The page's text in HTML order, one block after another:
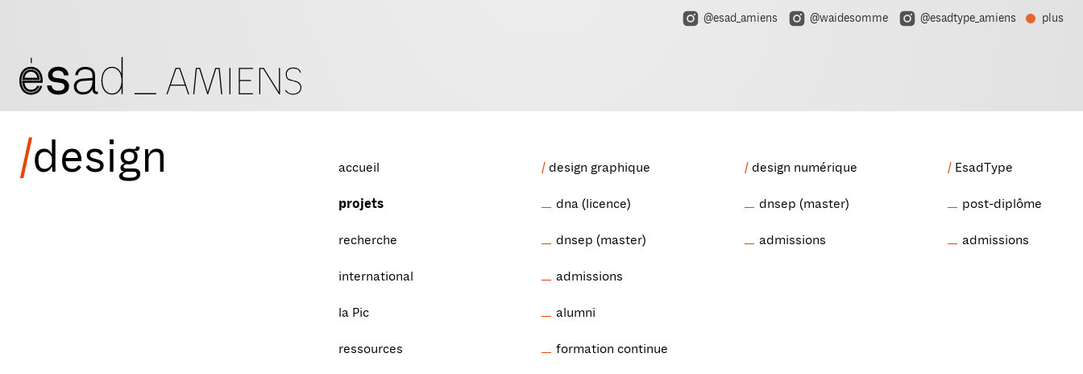
@esad_amiens @waidesomme @esadtype_amiens plus
/design accueil
projets
recherche
international
la Pic
ressources
design graphique
dna (licence)
dnsep (master)
admissions
alumni
formation continue
design numérique
dnsep (master)
admissions
EsadType
post-diplôme
admissions